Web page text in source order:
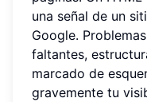
una señal de un
Google.
faltantes,
marcado de
gravemente tu